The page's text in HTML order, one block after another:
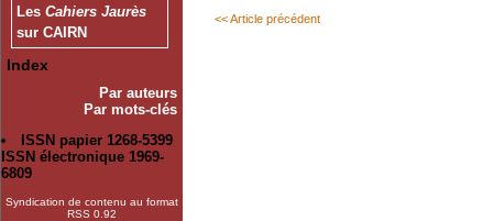
Les Cahiers Jaurès
sur CAIRN
Index
Par auteurs
Par mots-clés
ISSN papier 1268-5399
ISSN électronique 1969-
6809
Syndication de contenu au format
RSS 0.92
<< Article précédent